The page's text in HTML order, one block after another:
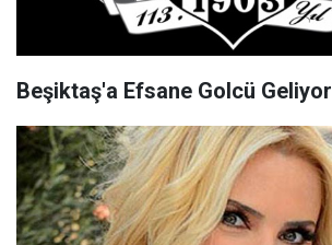
Beşiktaş'a Efsane Golcü Geliyor